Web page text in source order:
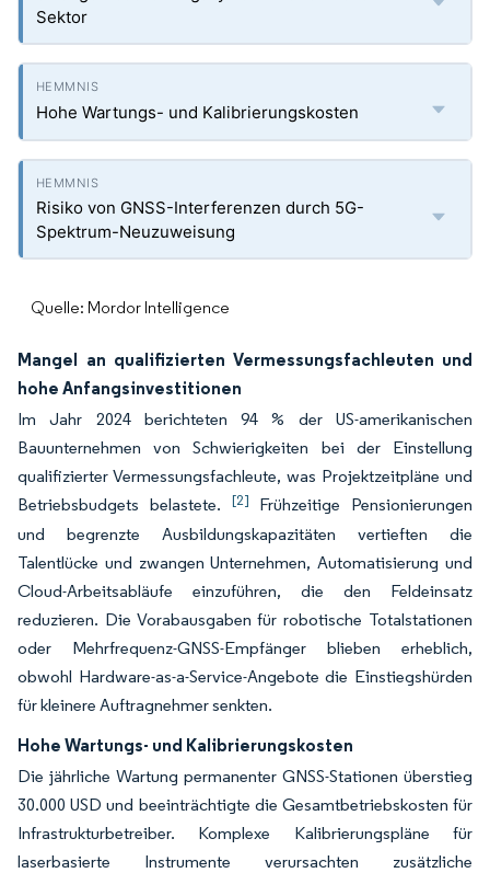
Sektor
Hohe Wartungs- und Kalibrierungskosten
Risiko von GNSS-Interferenzen durch 5G-
Spektrum-Neuzuweisung
Quelle: Mordor Intelligence
Mangel an qualifizierten Vermessungsfachleuten und
hohe Anfangsinvestitionen
Im Jahr 2024 berichteten 94 % der US-amerikanischen
Bauunternehmen von Schwierigkeiten bei der Einstellung
qualifizierter Vermessungsfachleute, was Projektzeitpläne und
Betriebsbudgets belastete. [2] Frühzeitige Pensionierungen
und begrenzte Ausbildungskapazitäten vertieften die
Talentlücke und zwangen Unternehmen, Automatisierung und
Cloud-Arbeitsabläufe einzuführen, die den Feldeinsatz
reduzieren. Die Vorabausgaben für robotische Totalstationen
oder Mehrfrequenz-GNSS-Empfänger blieben erheblich,
obwohl Hardware-as-a-Service-Angebote die Einstiegshürden
für kleinere Auftragnehmer senkten.
Hohe Wartungs- und Kalibrierungskosten
Die jährliche Wartung permanenter GNSS-Stationen überstieg
30.000 USD und beeinträchtigte die Gesamtbetriebskosten für
Infrastrukturbetreiber. Komplexe Kalibrierungspläne für
laserbasierte Instrumente verursachten zusätzliche